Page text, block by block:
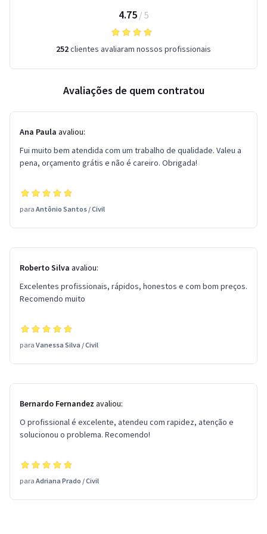
4.75/ 5
252clientes avaliaram nossos profissionais
Avaliações de quem contratou
Ana Paula avaliou:
Fui muito bem atendida com um trabalho de qualidade. Valeu a
pena, orçamento grátis e não é careiro. Obrigada!
para Antônio Santos /Civil
Roberto Silva avaliou:
Excelentes profissionais, rápidos, honestos e com bom preços.
Recomendo muito
para Vanessa Silva /Civil
Bernardo Fernandez avaliou:
O profissional é excelente, atendeu com rapidez, atenção e
solucionou o problema. Recomendo!
para Adriana Prado /Civil